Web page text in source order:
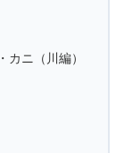
カニ（川編）